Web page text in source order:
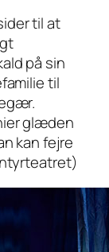
til at
på sin
til
glæden
kan fejre